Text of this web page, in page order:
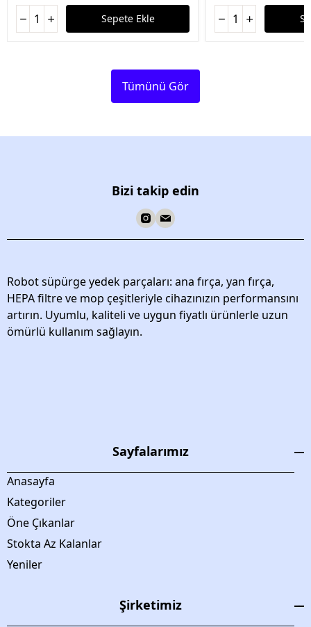
Sepete Ekle
Tümünü Gör
Bizi takip edin
Robot süpürge yedek parçaları: ana fırça, yan fırça,
HEPA filtre ve mop çeşitleriyle cihazınızın performansını
artırın. Uyumlu, kaliteli ve uygun fiyatlı ürünlerle uzun
ömürlü kullanım sağlayın.
Sayfalarımız
Anasayfa
Kategoriler
Öne Çıkanlar
Stokta Az Kalanlar
Yeniler
Şirketimiz